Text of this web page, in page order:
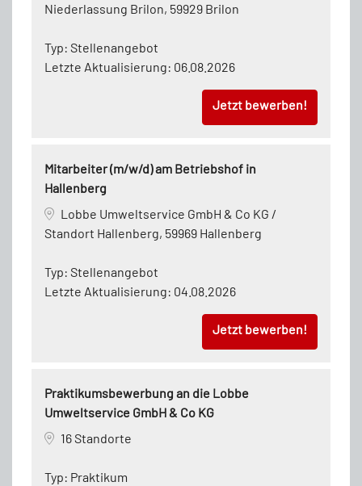
Niederlassung Brilon, 59929 Brilon
Typ: Stellenangebot
Letzte Aktualisierung: 06.08.2026
Jetzt bewerben!
Mitarbeiter (m/w/d) am Betriebshof in
Hallenberg
Lobbe Umweltservice GmbH & Co KG /
Standort Hallenberg, 59969 Hallenberg
Typ: Stellenangebot
Letzte Aktualisierung: 04.08.2026
Jetzt bewerben!
Praktikumsbewerbung an die Lobbe
Umweltservice GmbH & Co KG
16 Standorte
Typ: Praktikum